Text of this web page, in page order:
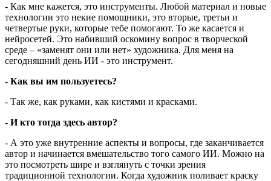
- Как мне кажется, это инструменты. Любой материал и новые
технологии это некие помощники, это вторые, третьи и
четвертые руки, которые тебе помогают. То же касается и
нейросетей. Это набивший оскомину вопрос в творческой
среде – «заменят они или нет» художника. Для меня на
сегодняшний день ИИ - это инструмент.
- Как вы им пользуетесь?
- Так же, как руками, как кистями и красками.
- И кто тогда здесь автор?
- А это уже внутренние аспекты и вопросы, где заканчивается
автор и начинается вмешательство того самого ИИ. Можно на
это посмотреть шире и взглянуть с точки зрения
традиционной технологии. Когда художник поливает краску